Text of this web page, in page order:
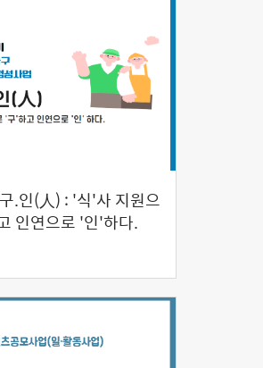
.인(人) : '식'사 지원으
인연으로 '인'하다.